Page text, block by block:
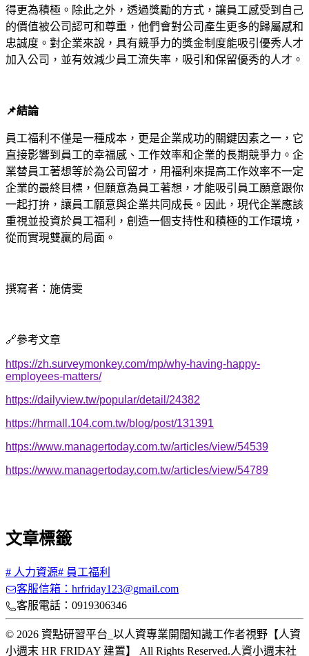
得更為積極。除此之外，透過獎勵的方式，讓員工感受到自己
的價值被公司認可和尊重，他們會對公司產生更多的歸屬感和
忠誠度。對企業來說，具有競爭力的獎金制度能吸引優秀人才
加入公司，並有效減少員工流失率，吸引和保留優秀的人才。
📌結論
員工福利不僅是一種成本，更是企業成功的關鍵因素之一，它
直接影響到員工的幸福感、工作效率和企業的長期競爭力。企
業替員工著想等於為公司留才，用福利來提高工作效率不一定
企業的最終目標，但願意為員工著想，才能吸引員工願意跟你
一起打拚，讓員工願意與企業共同成長。因此，現代企業應該
重視並投資於員工福利，創造一個支持性和積極的工作環境，
從而實現雙贏的局面。
撰寫者：施倩雯
🔗參考文章
https://zh.surveymonkey.com/mp/why-having-happy-
employees-matters/
https://dailyview.tw/popular/detail/24382
https://hrmall.104.com.tw/blog/post/131391
https://www.managertoday.com.tw/articles/view/54539
https://www.managertoday.com.tw/articles/view/54789
文章標籤
# 人力資源# 員工福利
客服信箱：hrfriday123@gmail.com
客服電話：0919306346
© 2026 資點研習平台_以人資專業開闊知識工作者視野【人資
小週末 HR FRIDAY 建置】 All Rights Reserved.人資小週末社